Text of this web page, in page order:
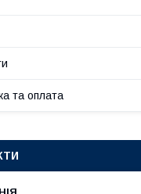
та оплата